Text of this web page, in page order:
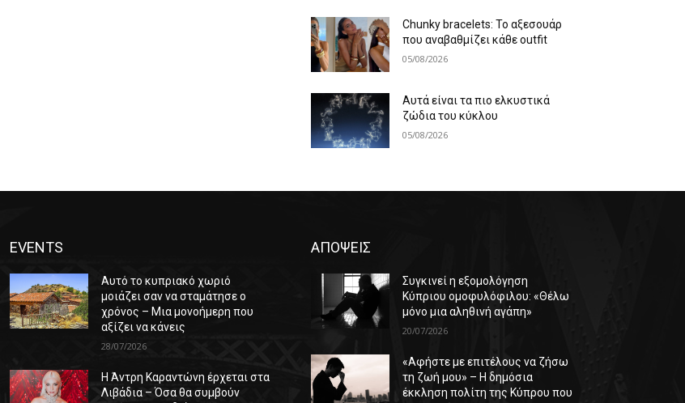
Chunky bracelets: Το αξεσουάρ
που αναβαθμίζει κάθε outfit
05/08/2026
Αυτά είναι τα πιο ελκυστικά
ζώδια του κύκλου
05/08/2026
EVENTS
Αυτό το κυπριακό χωριό
μοιάζει σαν να σταμάτησε ο
χρόνος – Μια μονοήμερη που
αξίζει να κάνεις
28/07/2026
Η Άντρη Καραντώνη έρχεται στα
Λιβάδια – Όσα θα συμβούν
ΑΠΟΨΕΙΣ
Συγκινεί η εξομολόγηση
Κύπριου ομοφυλόφιλου: «Θέλω
μόνο μια αληθινή αγάπη»
20/07/2026
«Αφήστε με επιτέλους να ζήσω
τη ζωή μου» – Η δημόσια
έκκληση πολίτη της Κύπρου που